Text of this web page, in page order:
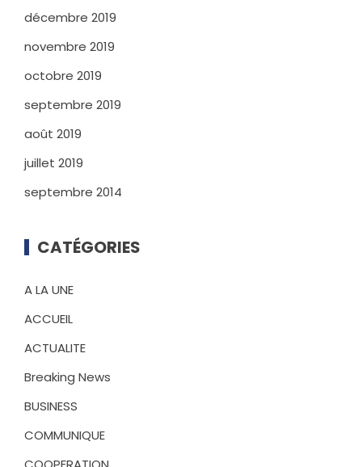
décembre 2019
novembre 2019
octobre 2019
septembre 2019
août 2019
juillet 2019
septembre 2014
CATÉGORIES
A LA UNE
ACCUEIL
ACTUALITE
Breaking News
BUSINESS
COMMUNIQUE